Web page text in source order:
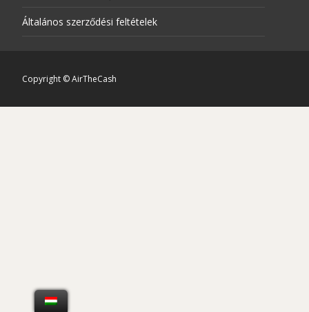
Általános szerződési feltételek
Copyright © AirTheCash